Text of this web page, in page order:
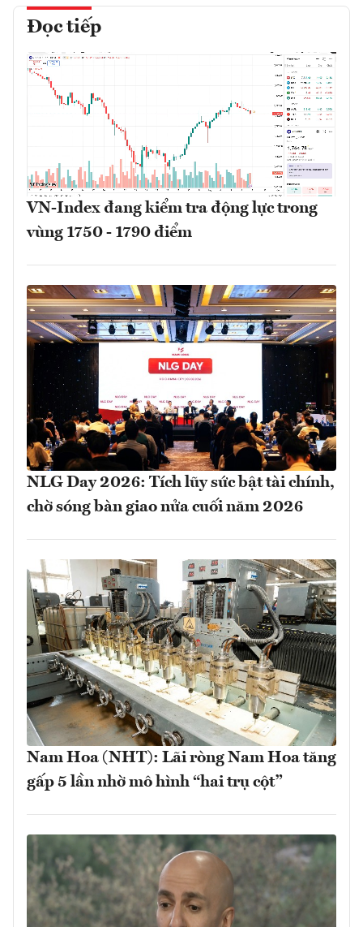
Đọc tiếp
VN-Index đang kiểm tra động lực trong
vùng 1750 - 1790 điểm
NLG Day 2026: Tích lũy sức bật tài chính,
chờ sóng bàn giao nửa cuối năm 2026
Nam Hoa (NHT): Lãi ròng Nam Hoa tăng
gấp 5 lần nhờ mô hình “hai trụ cột”